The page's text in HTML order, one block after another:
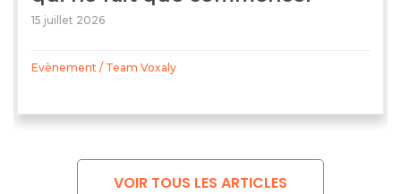
15 juillet 2026
Evènement / Team Voxaly
VOIR TOUS LES ARTICLES